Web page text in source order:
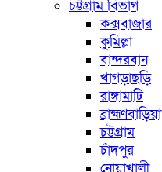
চট্টগ্রাম বিভাগ
কক্সবাজার
কুমিল্লা
বান্দরবান
খাগড়াছড়ি
রাঙ্গামাটি
ব্রাহ্মণবাড়িয়া
চট্টগ্রাম
চাঁদপুর